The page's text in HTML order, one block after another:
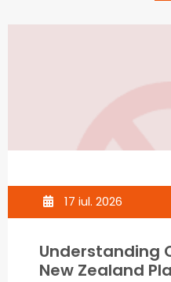
17 iul. 2026
Understanding
New Zealand